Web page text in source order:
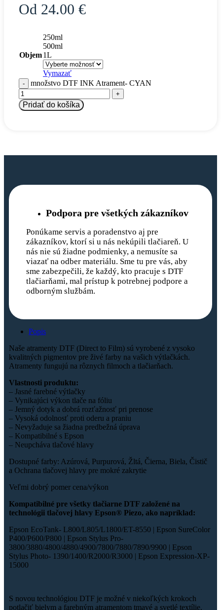
Od 24.00 €
Objem
250ml
500ml
1L
Vymazať
množstvo DTF INK Atrament- CYAN
Pridať do košíka
Podpora pre všetkých zákazníkov
Ponúkame servis a poradenstvo aj pre
zákazníkov, ktorí si u nás nekúpili tlačiareň. U
nás nie sú žiadne podmienky, a nemusíte sa
viazať na odber materiálu. Sme tu pre vás, aby
sme zabezpečili, že každý, kto pracuje s DTF
tlačiarňami, mal prístup k potrebnej podpore a
odborným službám.
Popis
Naše atramenty DTF (Direct to Film) sú vyrobené z vysoko
kvalitných pigmentov pre živé farby na vašich výtlačkách.
Atramenty fungujú na rôznych filmoch a tlačiarňach.
Vlastnosti produktu:
– Jasné farebné výtlačky
– Vynikajúci výkon tlače na fóliu
– Jemný dotyk a dobrá rozťažnosť pri prenose
– Vysoká odolnosť proti oderu a praniu
– Nevyžaduje sa žiadna predbežná úprava
– Kompatibilné s Epson
– Neupcháva tlačové hlavy
Dostupné farby: Azúrová, Purpurová, Žltá, Čierna, Biela, Čistič
a Ochrana tlačovej hlavy pre mokré zakrytie
Veľmi dobrý pomer cena/výkon
Kompatibilné pre všetky tlačiarne DTF založené na
technológii tlačovej hlavy Epson® Piezo, ako napríklad:
Epson EcoTank- L800/L805/L1800/ET-8550 | Epson SureColor
P400/P600/P800 | Epson Stylus Pro-
3800/3880/4800/4880/4900/7800/7880/7890/9900 | Epson
Stylus Photo- 1390/1400/R2000/R3000 | Epson Expression-XP-
15000
S novou technológiou DTF je možné v niekoľkých krokoch
potlačiť bielym a farebným atramentom tmavé a svetlé textílie,